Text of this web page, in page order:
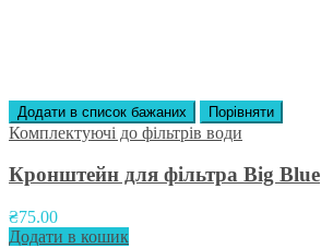
Додати в список бажаних Порівняти
Комплектуючі до фільтрів води
Кронштейн для фільтра Big Blue
₴75.00
Додати в кошик